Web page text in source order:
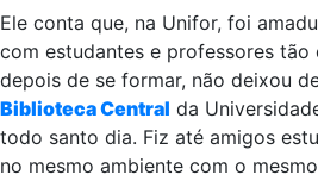
Ele conta que, na Unifor, foi
com estudantes e professores tão
depois de se formar, não deixou
Biblioteca Central da
todo santo dia. Fiz até amigos
no mesmo ambiente com o